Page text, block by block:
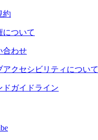
約
について
合わせ
アクセシビリティについて
ドガイドライン